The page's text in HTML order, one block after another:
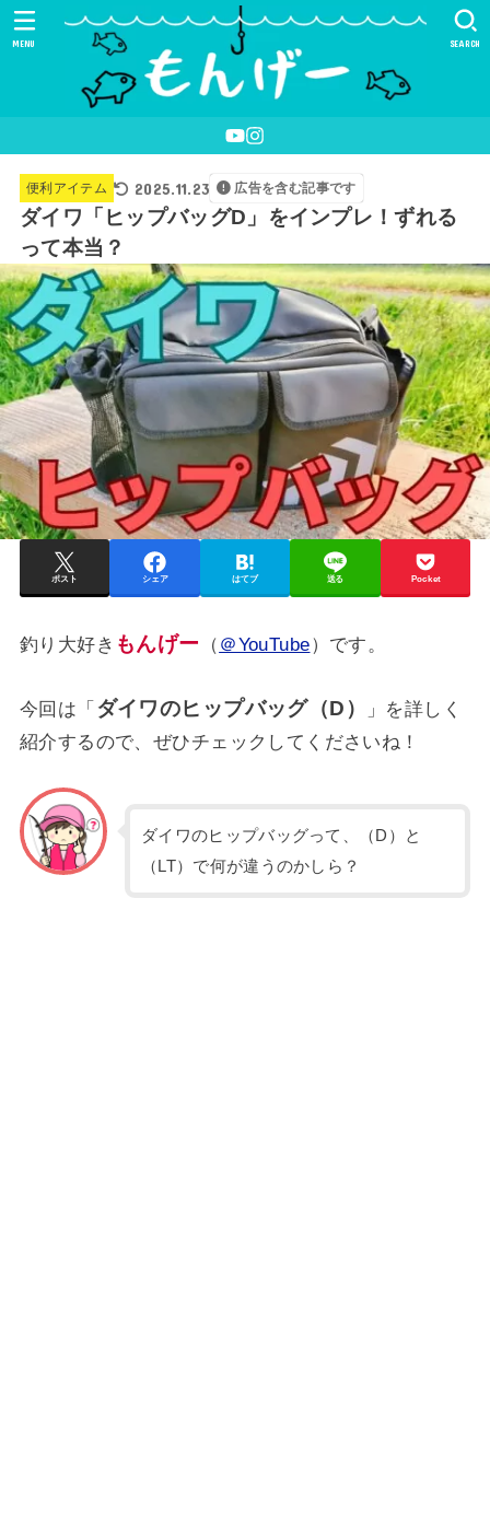
SEARCH
MENU
便利アイテム 2025.11.23 広告を含む記事です
ダイワ「ヒップバッグD」をインプレ！ずれる
って本当？
ポスト シェア はてブ 送る Pocket
釣り大好き もんげー （ ＠YouTube）です。
今回は「 ダイワのヒップバッグ（D）
」を詳しく
紹介するので、ぜひチェックしてくださいね！
ダイワのヒップバッグって、（D）と
（LT）で何が違うのかしら？